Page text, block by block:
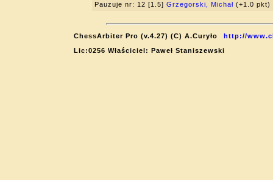
Pauzuje nr: 12 [1.5] Grzegorski, Michał (+1.0 pkt)
ChessArbiter Pro (v.4.27) (C) A.Curyło
http://
Lic:0256 Właściciel: Paweł Staniszewski